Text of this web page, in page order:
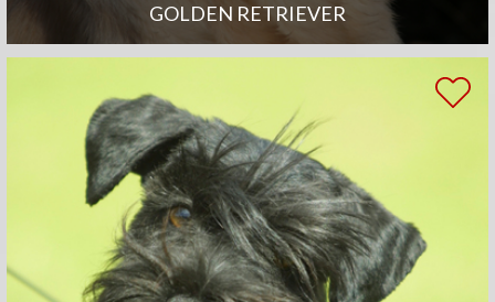
GOLDEN RETRIEVER